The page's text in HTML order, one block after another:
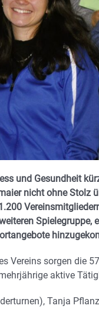
und Gesundheit
nicht ohne Stolz
Spielegruppe,
Vereins sorgen die
aktive
Tanja